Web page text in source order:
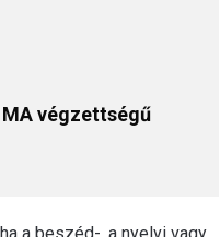
végzettségű